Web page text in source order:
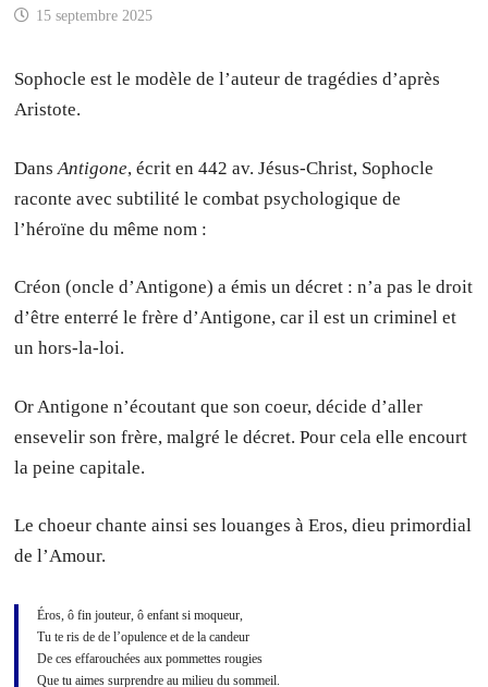
15 septembre 2025
Sophocle est le modèle de l’auteur de tragédies d’après
Aristote.
DansAntigone, écrit en 442 av. Jésus-Christ, Sophocle
raconte avec subtilité le combat psychologique de
l’héroïne du même nom :
Créon (oncle d’Antigone) a émis un décret : n’a pas le droit
d’être enterré le frère d’Antigone, car il est un criminel et
un hors-la-loi.
Or Antigone n’écoutant que son coeur, décide d’aller
ensevelir son frère, malgré le décret. Pour cela elle encourt
la peine capitale.
Le choeur chante ainsi ses louanges à Eros, dieu primordial
de l’Amour.
Éros, ô fin jouteur, ô enfant si moqueur,
Tu te ris de de l’opulence et de la candeur
De ces effarouchées aux pommettes rougies
Que tu aimes surprendre au milieu du sommeil.